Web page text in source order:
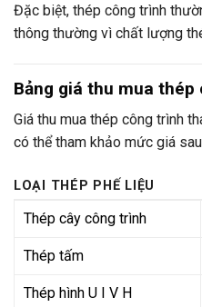
Đặc biệt, thép công trình
thông thường vì chất lượng
Bảng giá thu mua
Giá thu mua thép công trình
có thể tham khảo mức giá
LOẠI THÉP PHẾ LIỆU
Thép cây công trình
Thép tấm
Thép hình U I V H